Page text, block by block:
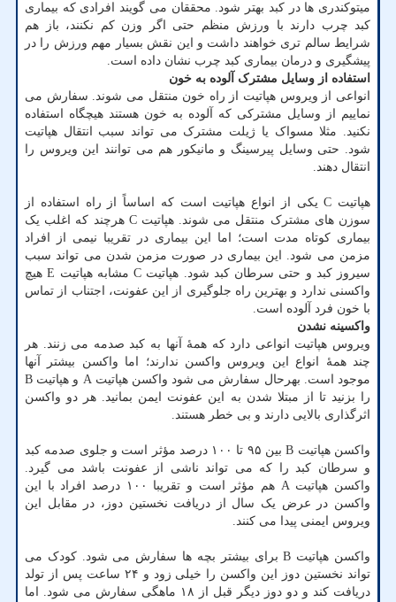
میتوکندری ها در کبد بهتر شود. محققان می گویند افرادی که بیماری
کبد چرب دارند با ورزش منظم حتی اگر وزن کم نکنند، باز هم
شرایط سالم تری خواهند داشت و این نقش بسیار مهم ورزش را در
پیشگیری و درمان بیماری کبد چرب نشان داده است.
استفاده از وسایل مشترک آلوده به خون
انواعی از ویروس هپاتیت از راه خون منتقل می شوند. سفارش می
نماییم از وسایل مشترکی که آلوده به خون هستند هیچگاه استفاده
نکنید. مثلا مسواک یا ژیلت مشترک می تواند سبب انتقال هپاتیت
شود. حتی وسایل پیرسینگ و مانیکور هم می توانند این ویروس را
انتقال دهند.
هپاتیت C یکی از انواع هپاتیت است که اساساً از راه استفاده از
سوزن های مشترک منتقل می شوند. هپاتیت C هرچند که اغلب یک
بیماری کوتاه مدت است؛ اما این بیماری در تقریبا نیمی از افراد
مزمن می شود. این بیماری در صورت مزمن شدن می تواند سبب
سیروز کبد و حتی سرطان کبد شود. هپاتیت C مشابه هپاتیت E هیچ
واکسنی ندارد و بهترین راه جلوگیری از این عفونت، اجتناب از تماس
با خون فرد آلوده است.
واکسینه نشدن
ویروس هپاتیت انواعی دارد که همهٔ آنها به کبد صدمه می زنند. هر
چند همهٔ انواع این ویروس واکسن ندارند؛ اما واکسن بیشتر آنها
موجود است. بهرحال سفارش می شود واکسن هپاتیت A و هپاتیت B
را بزنید تا از مبتلا شدن به این عفونت ایمن بمانید. هر دو واکسن
اثرگذاری بالایی دارند و بی خطر هستند.
واکسن هپاتیت B بین ۹۵ تا ۱۰۰ درصد مؤثر است و جلوی صدمه کبد
و سرطان کبد را که می تواند ناشی از عفونت باشد می گیرد.
واکسن هپاتیت A هم مؤثر است و تقریبا ۱۰۰ درصد افراد با این
واکسن در عرض یک سال از دریافت نخستین دوز، در مقابل این
ویروس ایمنی پیدا می کنند.
واکسن هپاتیت B برای بیشتر بچه ها سفارش می شود. کودک می
تواند نخستین دوز این واکسن را خیلی زود و ۲۴ ساعت پس از تولد
دریافت کند و دو دوز دیگر قبل از ۱۸ ماهگی سفارش می شود. اما